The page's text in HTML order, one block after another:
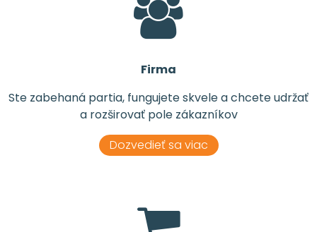
Firma
Ste zabehaná partia, fungujete skvele a chcete udržať
a rozširovať pole zákazníkov
Dozvedieť sa viac